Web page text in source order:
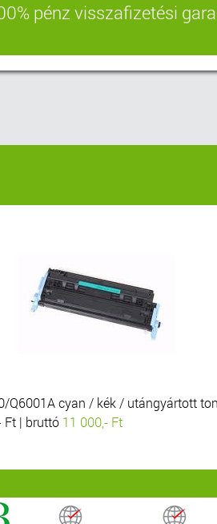
pénz visszafizetési
Q6001A cyan / kék / utángyártott
Ft | bruttó 11 000,- Ft